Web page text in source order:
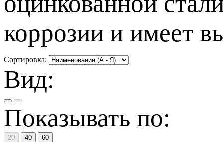
коррозии и имеет
Сортировка:
Вид:
Показывать по:
20 40 60